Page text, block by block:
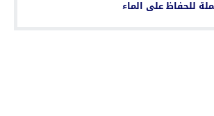
للحفاظ على الماء